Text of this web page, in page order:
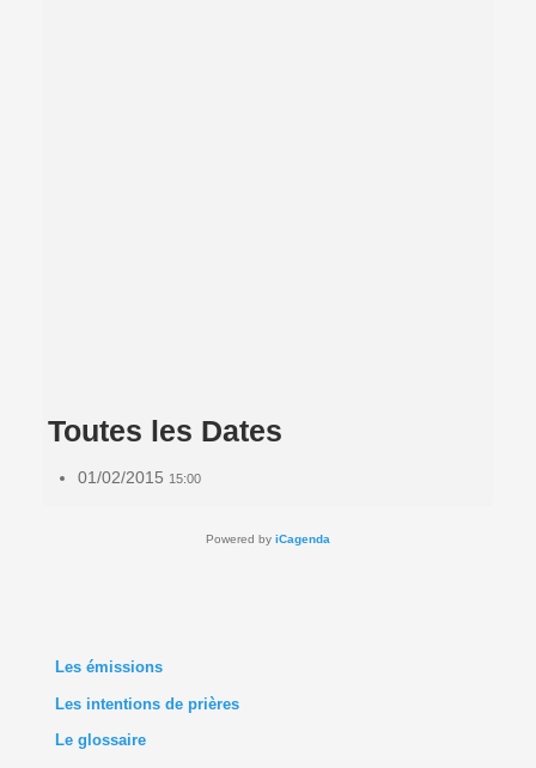
Toutes les Dates
01/02/2015 15:00
Powered by iCagenda
Les émissions
Les intentions de prières
Le glossaire